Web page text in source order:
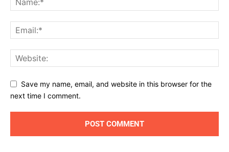
Save my name, email, and website in this browser for the
next time I comment.